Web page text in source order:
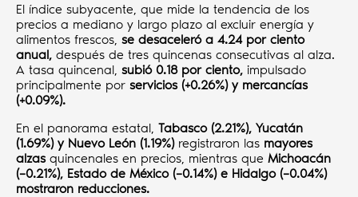
El índice subyacente, que mide la tendencia de los
precios a mediano y largo plazo al excluir energía y
alimentos frescos, se desaceleró a 4.24 por ciento
anual, después de tres quincenas consecutivas al alza.
A tasa quincenal, subió 0.18 por ciento, impulsado
principalmente por servicios (+0.26%) y mercancías
(+0.09%).
En el panorama estatal, Tabasco (2.21%), Yucatán
(1.69%) y Nuevo León (1.19%)registraron las mayores
alzasquincenales en precios, mientras que Michoacán
(–0.21%), Estado de México (–0.14%) e Hidalgo (–0.04%)
mostraron reducciones.